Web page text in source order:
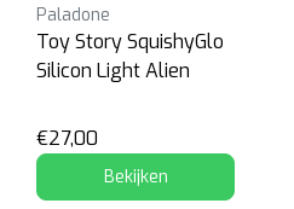
Paladone
Toy Story SquishyGlo
Silicon Light Alien
€27,00
Bekijken